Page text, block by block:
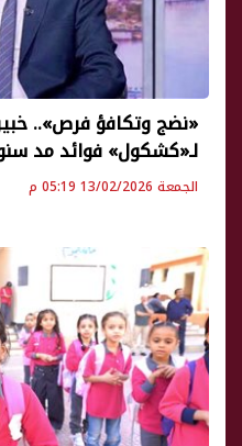
«نضج وتكافؤ فرص»..
لـ«كشكول» فوائد مد
الجمعة 13/02/2026 05:19 م